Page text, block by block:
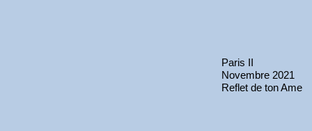
Paris II
Novembre 2021
Reflet de ton Ame